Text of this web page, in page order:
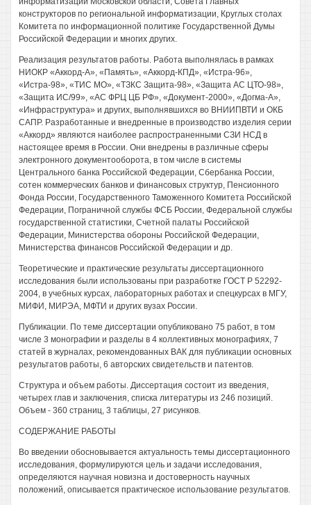
конструкторов по региональной информатизации, Круглых столах
Комитета по информационной политике Государственной Думы
Российской Федерации и многих других.
Реализация результатов работы. Работа выполнялась в рамках
НИОКР «Аккорд-А», «Память», «Аккорд-КПД», «Истра-96»,
«Истра-98», «ТИС МО», «ТЗКС Защита-98», «Защита АС ЦТО-98»,
«Защита ИС/99», «АС ФРЦ ЦБ РФ», «Документ-2000», «Догма-А»,
«Инфраструктура» и других, выполнявшихся во ВНИИПВТИ и ОКБ
САПР. Разработанные и внедренные в производство изделия серии
«Аккорд» являются наиболее распространенными СЗИ НСД в
настоящее время в России. Они внедрены в различные сферы
электронного документооборота, в том числе в системы
Центрального банка Российской Федерации, Сбербанка России,
сотен коммерческих банков и финансовых структур, Пенсионного
Фонда России, Государственного Таможенного Комитета Российской
Федерации, Пограничной службы ФСБ России, Федеральной службы
государственной статистики, Счетной палаты Российской
Федерации, Министерства обороны Российской Федерации,
Министерства финансов Российской Федерации и др.
Теоретические и практические результаты диссертационного
исследования были использованы при разработке ГОСТ Р 52292-
2004, в учебных курсах, лабораторных работах и спецкурсах в МГУ,
МИФИ, МИРЭА, МФТИ и других вузах России.
Публикации. По теме диссертации опубликовано 75 работ, в том
числе 3 монографии и разделы в 4 коллективных монографиях, 7
статей в журналах, рекомендованных ВАК для публикации основных
результатов работы, 6 авторских свидетельств и патентов.
Структура и объем работы. Диссертация состоит из введения,
четырех глав и заключения, списка литературы из 246 позиций.
Объем - 360 страниц, 3 таблицы, 27 рисунков.
СОДЕРЖАНИЕ РАБОТЫ
Во введении обосновывается актуальность темы диссертационного
исследования, формулируются цель и задачи исследования,
определяются научная новизна и достоверность научных
положений, описывается практическое использование результатов.